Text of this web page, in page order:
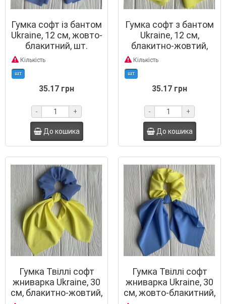
Гумка софт із бантом
Ukraine, 12 см, жовто-
блакитний, шт.
Кількість
шт
35.17 грн
- +
До кошика
Гумка софт з бантом
Ukraine, 12 см,
блакитно-жовтий,
Кількість
шт
35.17 грн
- +
До кошика
Гумка Твіллі софт
жниварка Ukraine, 30
см, блакитно-жовтий,
Гумка Твіллі софт
жниварка Ukraine, 30
см, жовто-блакитний,